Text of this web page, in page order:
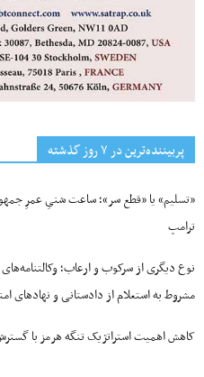
پربیننده‌ترین‌ در ۷ روز گذشته
«تسلیم» یا «قطع سر»؛ ساعت شنیِ عمرِ
ترامپ
نوع دیگری از سرکوب و ارعاب؛
مشروط به استعلام از دادستانی و نهادهای
کاهش اهمیت استراتژیک تنگه‌ هرمز با